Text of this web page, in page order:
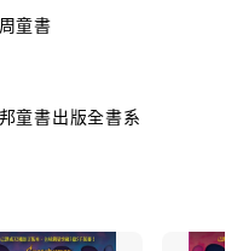
後一個遊戲……
路。這倒沒什麼關
做「恐怖樂園」。
死亡溜滑梯」、以及嚇
童書
童書出版全書系